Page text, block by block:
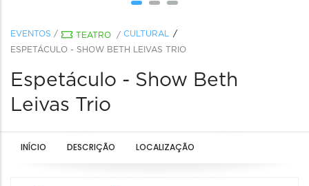
EVENTOS / TEATRO / CULTURAL
ESPETÁCULO - SHOW BETH LEIVAS TRIO
Espetáculo - Show Beth
Leivas Trio
INÍCIO DESCRIÇÃO LOCALIZAÇÃO